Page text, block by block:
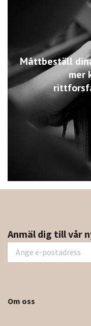
Måttbeställ
mer
Anmäl dig till vår
Om oss